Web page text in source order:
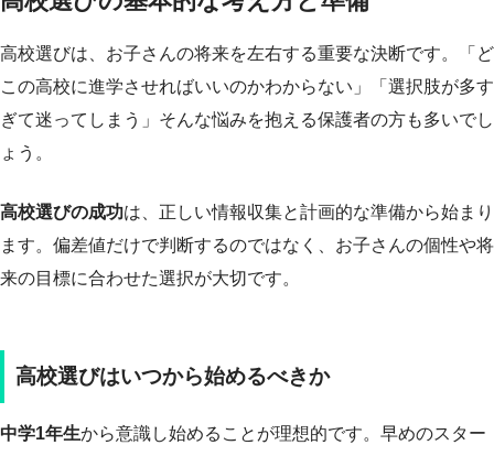
高校選びは、お子さんの将来を左右する重要な決断です。「ど
この高校に進学させればいいのかわからない」「選択肢が多す
ぎて迷ってしまう」そんな悩みを抱える保護者の方も多いでし
ょう。
高校選びの成功は、正しい情報収集と計画的な準備から始まり
ます。偏差値だけで判断するのではなく、お子さんの個性や将
来の目標に合わせた選択が大切です。
高校選びはいつから始めるべきか
中学1年生から意識し始めることが理想的です。早めのスター